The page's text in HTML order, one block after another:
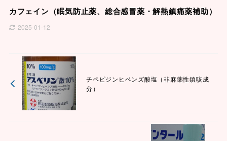
カフェイン（眠気防止薬、総合感冒薬・解熱鎮痛薬補助）
2025-01-12
チペピジンヒベンズ酸塩（非麻薬性鎮咳成
分）